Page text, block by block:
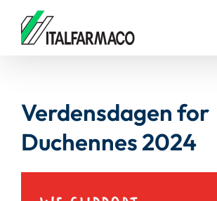
Verdensdagen for
Duchennes 2024